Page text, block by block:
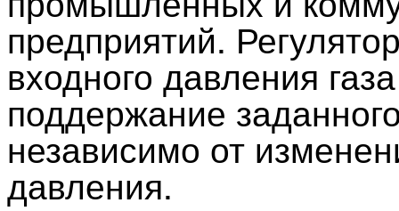
предприятий.
входного давления
поддержание
независимо от
давления.